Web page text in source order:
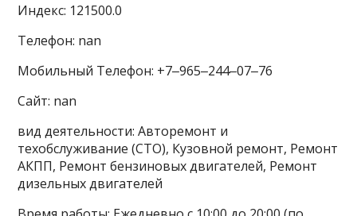
Индекс: 121500.0
Телефон: nan
Мобильный Телефон: +7‒965‒244‒07‒76
Сайт: nan
вид деятельности: Авторемонт и
техобслуживание (СТО), Кузовной ремонт, Ремонт
АКПП, Ремонт бензиновых двигателей, Ремонт
дизельных двигателей